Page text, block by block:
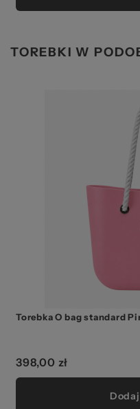
TOREBKI W
Torebka O bag standard
398,00 zł